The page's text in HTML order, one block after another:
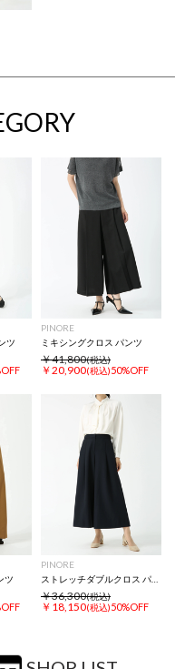
ツ
PINORE
ミキシングクロス パンツ
￥41,800(税込)
￥20,900(税込)50%OFF
ツ
PINORE
￥36,300(税込)
￥18,150(税込)50%OFF